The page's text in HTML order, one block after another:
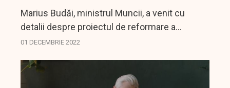
Marius Budăi, ministrul Muncii, a venit cu
detalii despre proiectul de reformare a
sistemului de pensii.
01 DECEMBRIE 2022